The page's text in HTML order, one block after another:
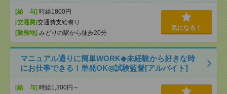
[給 与] 時給1800円
[交通費]交通費支給有り
[勤務地] みどりの駅から徒歩20分
気になる！
マニュアル通りに簡単WORK◆未経験から好きな時
にお仕事できる！単発OK◎試験監督[アルバイト]
[給 与] 時給1,300円～